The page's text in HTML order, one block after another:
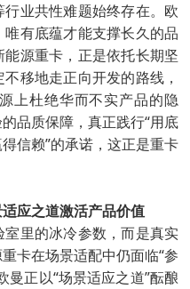
业共性难题始终存在。欧
有底蕴才能支撑长久的品
源重卡，正是依托长期坚
移地走正向开发的路线，
上杜绝华而不实产品的隐
品质保障，真正践行“用底
信赖”的承诺，这正是重卡
应之道激活产品价值
里的冰冷参数，而是真实
卡在场景适配中仍面临“参
曼正以“场景适应之道”酝酿